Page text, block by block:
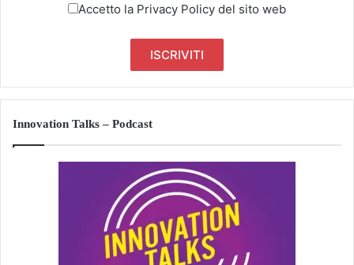
Accetto la Privacy Policy del sito web
Innovation Talks – Podcast